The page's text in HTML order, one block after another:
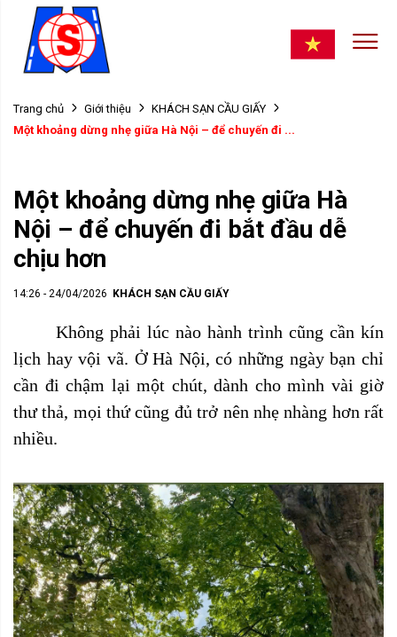
Trang chủ Giới thiệu
KHÁCH SẠN CẦU GIẤY
Một khoảng dừng nhẹ giữa Hà Nội – để chuyến đi ...
Một khoảng dừng nhẹ giữa Hà
Nội – để chuyến đi bắt đầu dễ
chịu hơn
14:26 - 24/04/2026 KHÁCH SẠN CẦU GIẤY
Không phải lúc nào hành trình cũng cần kín
lịch hay vội vã. Ở Hà Nội, có những ngày bạn chỉ
cần đi chậm lại một chút, dành cho mình vài giờ
thư thả, mọi thứ cũng đủ trở nên nhẹ nhàng hơn rất
nhiều.